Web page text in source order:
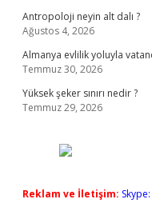
Antropoloji neyin alt dalı ?
Ağustos 4, 2026
Almanya evlilik yoluyla
Temmuz 30, 2026
Yüksek şeker sınırı nedir ?
Temmuz 29, 2026
Reklam ve İletişim: